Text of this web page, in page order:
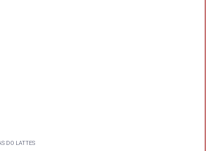
DO LATTES